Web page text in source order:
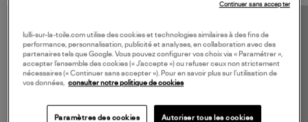
lulli-sur-la-toile.com utilise des cookies et technologies similaires à des fins de
performance, personnalisation, publicité et analyses, en collaboration avec des
partenaires tels que Google. Vous pouvez configurer vos choix via « Paramétrer »,
accepter l’ensemble des cookies (« J’accepte ») ou refuser ceux non strictement
nécessaires (« Continuer sans accepter »). Pour en savoir plus sur l’utilisation de
vos données, consulter notre politique de cookies
Paramètres des cookies Autoriser tous les cookies
Continuer sans accepter